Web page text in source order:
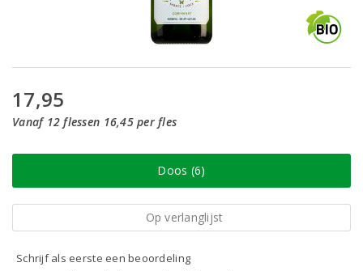
17,95
Vanaf 12 flessen 16,45 per fles
Doos (6)
Op verlanglijst
Schrijf als eerste een beoordeling